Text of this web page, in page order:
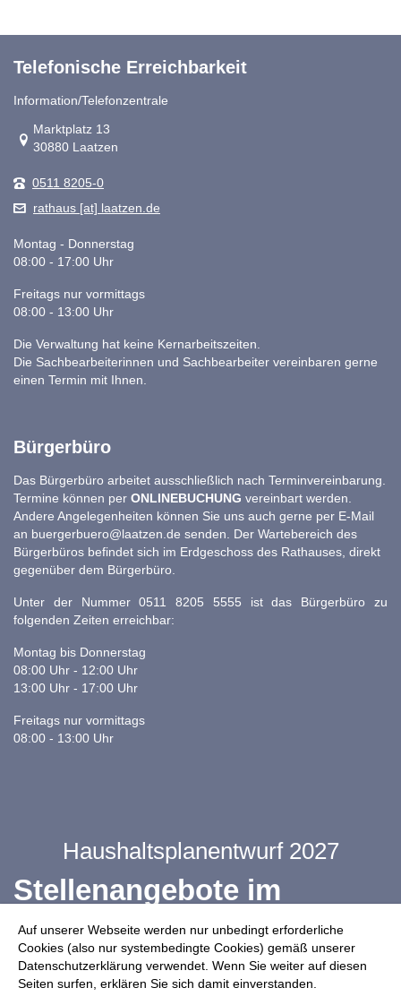
Auf unserer Webseite werden nur unbedingt erforderliche
Cookies (also nur systembedingte Cookies) gemäß unserer
Datenschutzerklärung verwendet. Wenn Sie weiter auf diesen
Seiten surfen, erklären Sie sich damit einverstanden.
Telefonische Erreichbarkeit
Information/Telefonzentrale
Link zur Google-Maps Navigation
Marktplatz 13
30880 Laatzen
0511 8205-0
rathaus [at] laatzen.de
Montag - Donnerstag
08:00 - 17:00 Uhr
Freitags nur vormittags
08:00 - 13:00 Uhr
Die Verwaltung hat keine Kernarbeitszeiten.
Die Sachbearbeiterinnen und Sachbearbeiter vereinbaren gerne
einen Termin mit Ihnen.
Bürgerbüro
Das Bürgerbüro arbeitet ausschließlich nach Terminvereinbarung.
Termine können per ONLINEBUCHUNG vereinbart werden.
Andere Angelegenheiten können Sie uns auch gerne per E-Mail
an buergerbuero@laatzen.de senden. Der Wartebereich des
Bürgerbüros befindet sich im Erdgeschoss des Rathauses, direkt
gegenüber dem Bürgerbüro.
Unter der Nummer 0511 8205 5555 ist das Bürgerbüro zu
folgenden Zeiten erreichbar:
Montag bis Donnerstag
08:00 Uhr - 12:00 Uhr
13:00 Uhr - 17:00 Uhr
Freitags nur vormittags
08:00 - 13:00 Uhr
Haushaltsplanentwurf 2027
Stellenangebote im
Ganztag
Infos zur Drohnennutzung